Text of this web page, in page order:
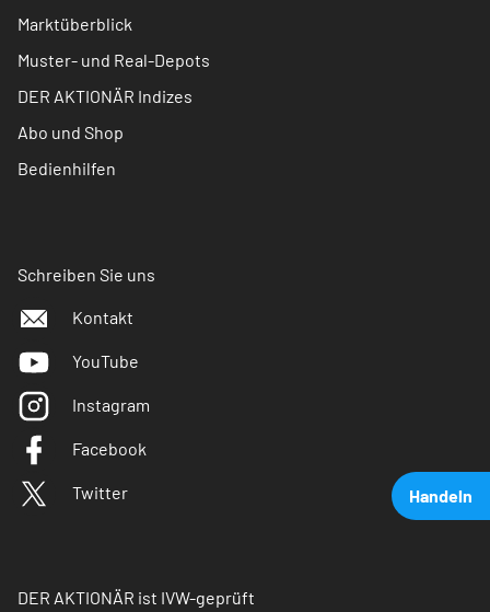
Handeln
Marktüberblick
Muster- und Real-Depots
DER AKTIONÄR Indizes
Abo und Shop
Bedienhilfen
Schreiben Sie uns
Kontakt
YouTube
Instagram
Facebook
Twitter
DER AKTIONÄR ist IVW-geprüft